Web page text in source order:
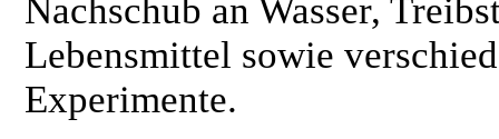
Nachschub an Wasser,
Lebensmittel sowie
Experimente.